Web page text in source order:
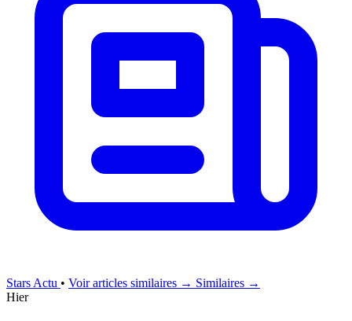
Stars Actu • Voir articles similaires → Similaires →
Hier